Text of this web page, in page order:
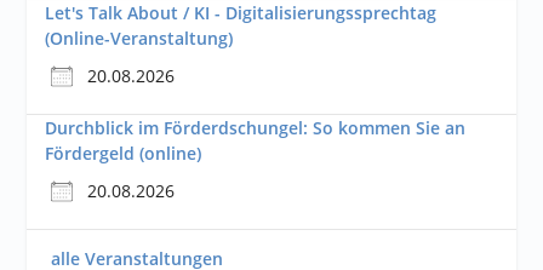
Let's Talk About / KI - Digitalisierungssprechtag
(Online-Veranstaltung)
20.08.2026
Durchblick im Förderdschungel: So kommen Sie an
Fördergeld (online)
20.08.2026
alle Veranstaltungen